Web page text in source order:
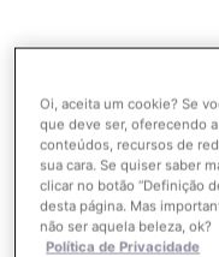
Trio A.G.E Antirrugas
Efeito Lifting
0 0
Oi, aceita um cookie? Se
que deve ser, oferecendo
conteúdos, recursos de
sua cara. Se quiser saber
clicar no botão “Definição
desta página. Mas
não ser aquela beleza, ok?
Política de Privacidade